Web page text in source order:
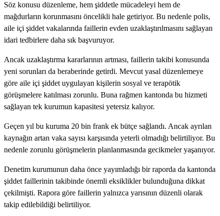
Söz konusu düzenleme, hem şiddetle mücadeleyi hem de
mağdurların korunmasını öncelikli hale getiriyor. Bu nedenle polis,
aile içi şiddet vakalarında faillerin evden uzaklaştırılmasını sağlayan
idari tedbirlere daha sık başvuruyor.
Ancak uzaklaştırma kararlarının artması, faillerin takibi konusunda
yeni sorunları da beraberinde getirdi. Mevcut yasal düzenlemeye
göre aile içi şiddet uygulayan kişilerin sosyal ve terapötik
görüşmelere katılması zorunlu. Buna rağmen kantonda bu hizmeti
sağlayan tek kurumun kapasitesi yetersiz kalıyor.
Geçen yıl bu kuruma 20 bin frank ek bütçe sağlandı. Ancak ayrılan
kaynağın artan vaka sayısı karşısında yeterli olmadığı belirtiliyor. Bu
nedenle zorunlu görüşmelerin planlanmasında gecikmeler yaşanıyor.
Denetim kurumunun daha önce yayımladığı bir raporda da kantonda
şiddet faillerinin takibinde önemli eksiklikler bulunduğuna dikkat
çekilmişti. Rapora göre faillerin yalnızca yarısının düzenli olarak
takip edilebildiği belirtiliyor.